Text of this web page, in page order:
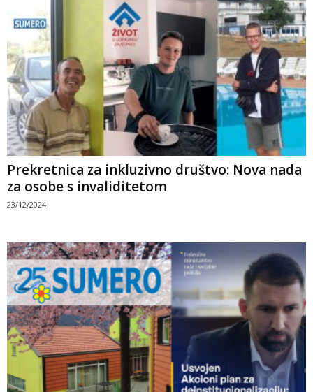
Prekretnica za inkluzivno društvo: Nova nada
za osobe s invaliditetom
23/12/2024